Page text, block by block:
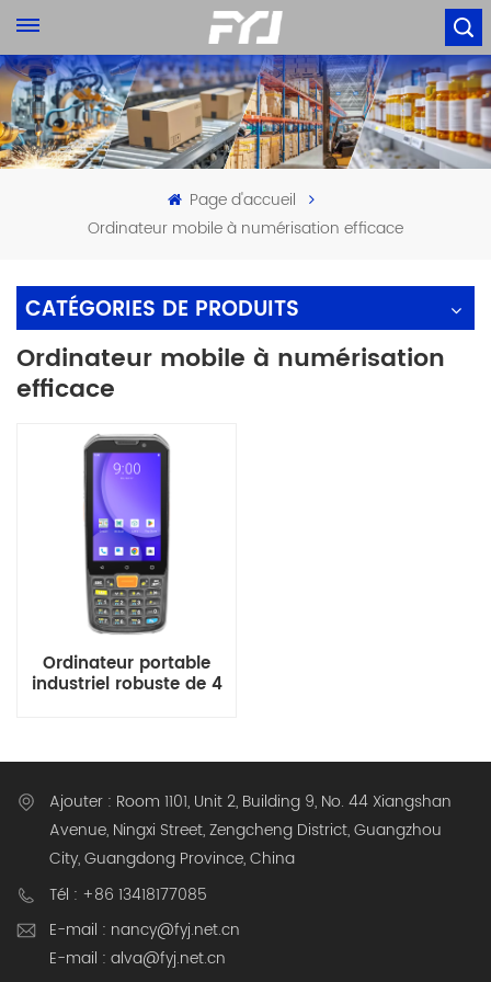
Page d'accueil
Ordinateur mobile à numérisation efficace
CATÉGORIES DE PRODUITS
Ordinateur mobile à numérisation
efficace
Ordinateur portable
industriel robuste de 4
Ajouter : Room 1101, Unit 2, Building 9, No. 44 Xiangshan
Avenue, Ningxi Street, Zengcheng District, Guangzhou
City, Guangdong Province, China
Tél : +86 13418177085
E-mail : nancy@fyj.net.cn
E-mail : alva@fyj.net.cn